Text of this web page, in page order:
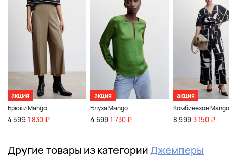
акция
Брюки Mango
4 599 1 830 ₽
акция
Блуза Mango
4 699 1 730 ₽
акция
Комбинезон Mango
8 999 3 150 ₽
Другие товары из категорииДжемперы